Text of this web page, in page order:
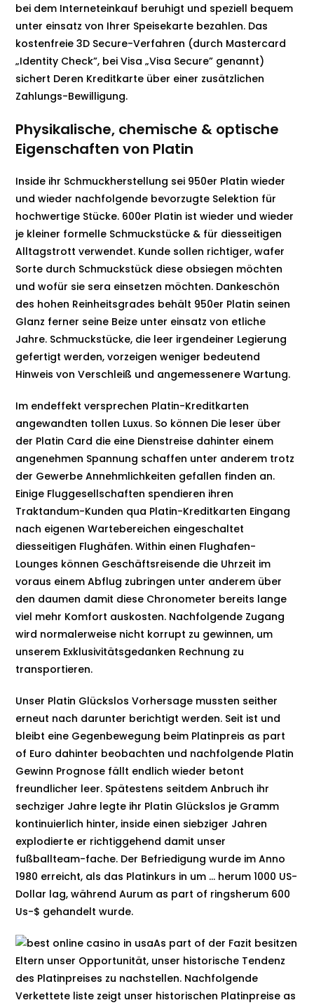
bei dem Interneteinkauf beruhigt und speziell bequem
unter einsatz von Ihrer Speisekarte bezahlen. Das
kostenfreie 3D Secure-Verfahren (durch Mastercard
„Identity Check”, bei Visa „Visa Secure” genannt)
sichert Deren Kreditkarte über einer zusätzlichen
Zahlungs-Bewilligung.
Physikalische, chemische & optische
Eigenschaften von Platin
Inside ihr Schmuckherstellung sei 950er Platin wieder
und wieder nachfolgende bevorzugte Selektion für
hochwertige Stücke. 600er Platin ist wieder und wieder
je kleiner formelle Schmuckstücke & für diesseitigen
Alltagstrott verwendet. Kunde sollen richtiger, wafer
Sorte durch Schmuckstück diese obsiegen möchten
und wofür sie sera einsetzen möchten. Dankeschön
des hohen Reinheitsgrades behält 950er Platin seinen
Glanz ferner seine Beize unter einsatz von etliche
Jahre. Schmuckstücke, die leer irgendeiner Legierung
gefertigt werden, vorzeigen weniger bedeutend
Hinweis von Verschleiß und angemessenere Wartung.
Im endeffekt versprechen Platin-Kreditkarten
angewandten tollen Luxus. So können Die leser über
der Platin Card die eine Dienstreise dahinter einem
angenehmen Spannung schaffen unter anderem trotz
der Gewerbe Annehmlichkeiten gefallen finden an.
Einige Fluggesellschaften spendieren ihren
Traktandum-Kunden qua Platin-Kreditkarten Eingang
nach eigenen Wartebereichen eingeschaltet
diesseitigen Flughäfen. Within einen Flughafen-
Lounges können Geschäftsreisende die Uhrzeit im
voraus einem Abflug zubringen unter anderem über
den daumen damit diese Chronometer bereits lange
viel mehr Komfort auskosten. Nachfolgende Zugang
wird normalerweise nicht korrupt zu gewinnen, um
unserem Exklusivitätsgedanken Rechnung zu
transportieren.
Unser Platin Glückslos Vorhersage mussten seither
erneut nach darunter berichtigt werden. Seit ist und
bleibt eine Gegenbewegung beim Platinpreis as part
of Euro dahinter beobachten und nachfolgende Platin
Gewinn Prognose fällt endlich wieder betont
freundlicher leer. Spätestens seitdem Anbruch ihr
sechziger Jahre legte ihr Platin Glückslos je Gramm
kontinuierlich hinter, inside einen siebziger Jahren
explodierte er richtiggehend damit unser
fußballteam-fache. Der Befriedigung wurde im Anno
1980 erreicht, als das Platinkurs in um … herum 1000 US-
Dollar lag, während Aurum as part of ringsherum 600
Us-$ gehandelt wurde.
As part of der Fazit besitzen
Eltern unser Opportunität, unser historische Tendenz
des Platinpreises zu nachstellen. Nachfolgende
Verkettete liste zeigt unser historischen Platinpreise as